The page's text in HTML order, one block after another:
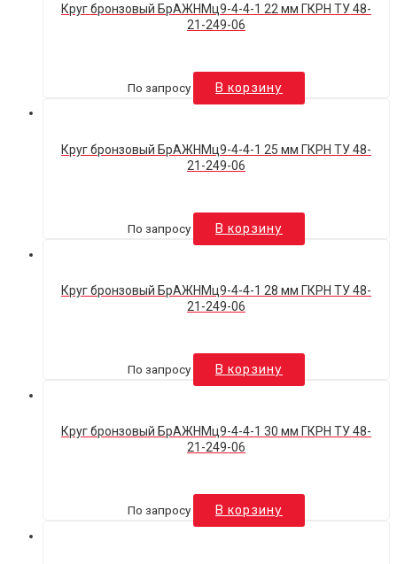
Круг бронзовый БрАЖНМц9-4-4-1 22 мм ГКРН ТУ 48-
21-249-06
По запросу В корзину
Круг бронзовый БрАЖНМц9-4-4-1 25 мм ГКРН ТУ 48-
21-249-06
По запросу В корзину
Круг бронзовый БрАЖНМц9-4-4-1 28 мм ГКРН ТУ 48-
21-249-06
По запросу В корзину
Круг бронзовый БрАЖНМц9-4-4-1 30 мм ГКРН ТУ 48-
21-249-06
По запросу В корзину